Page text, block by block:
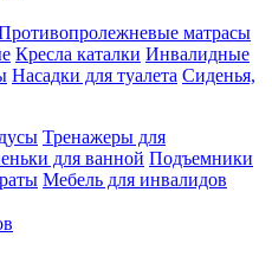
матрасы
Кресла каталки Инвалидные
Насадки для туалета Сиденья,
Тренажеры для
для ванной Подъемники
Мебель для инвалидов